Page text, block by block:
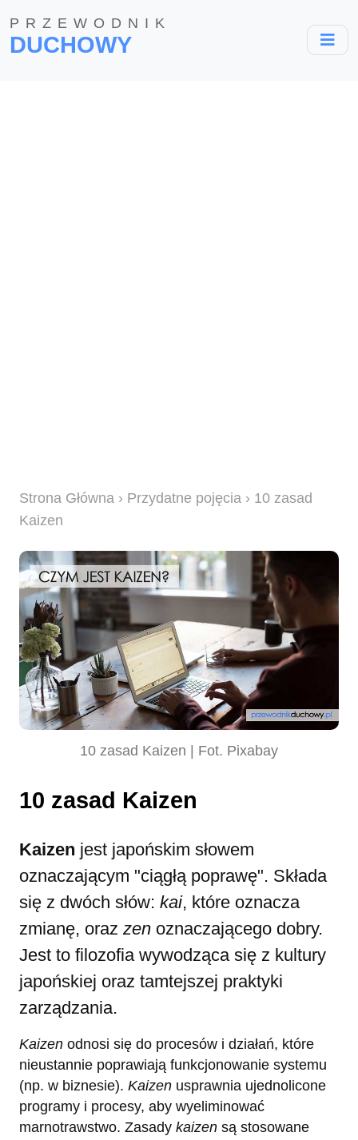
PRZEWODNIK
DUCHOWY
Strona Główna › Przydatne pojęcia › 10 zasad
Kaizen
10 zasad Kaizen | Fot. Pixabay
10 zasad Kaizen
Kaizen jest japońskim słowem
oznaczającym "ciągłą poprawę". Składa
się z dwóch słów: kai, które oznacza
zmianę, oraz zen oznaczającego dobry.
Jest to filozofia wywodząca się z kultury
japońskiej oraz tamtejszej praktyki
zarządzania.
Kaizen odnosi się do procesów i działań, które
nieustannie poprawiają funkcjonowanie systemu
(np. w biznesie). Kaizen usprawnia ujednolicone
programy i procesy, aby wyeliminować
marnotrawstwo. Zasady kaizen są stosowane